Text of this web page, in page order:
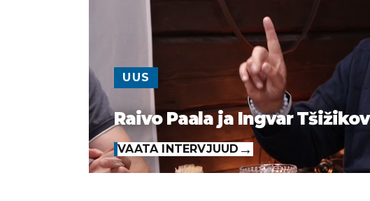
UUS
Raivo Paala ja Ingvar Tšižikov
VAATA INTERVJUUD